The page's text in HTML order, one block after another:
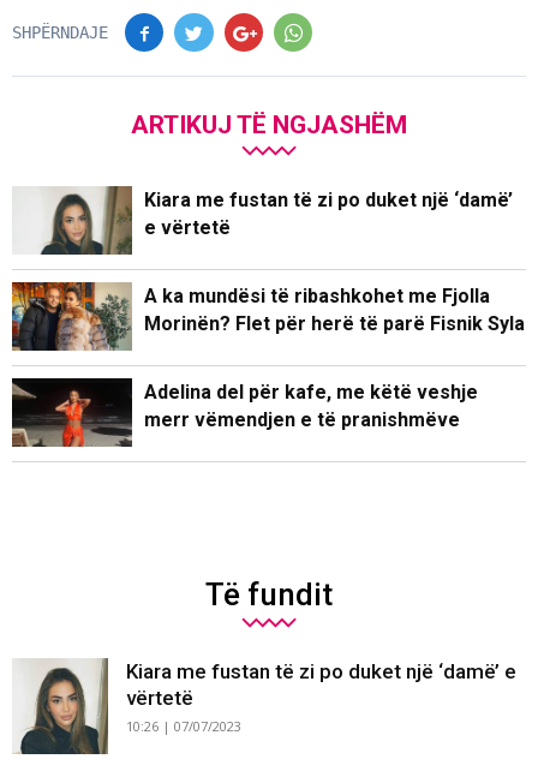
SHPËRNDAJE
ARTIKUJ TË NGJASHËM
Kiara me fustan të zi po duket një ‘damë’
e vërtetë
A ka mundësi të ribashkohet me Fjolla
Morinën? Flet për herë të parë Fisnik Syla
Adelina del për kafe, me këtë veshje
merr vëmendjen e të pranishmëve
Të fundit
Kiara me fustan të zi po duket një ‘damë’ e
vërtetë
10:26 | 07/07/2023